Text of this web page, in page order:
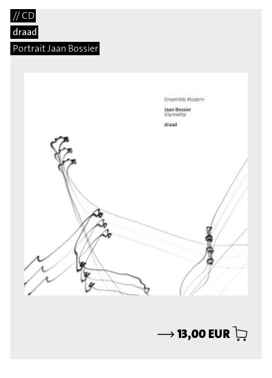
// CD
draad
Portrait Jaan Bossier
⟶13,00 EUR